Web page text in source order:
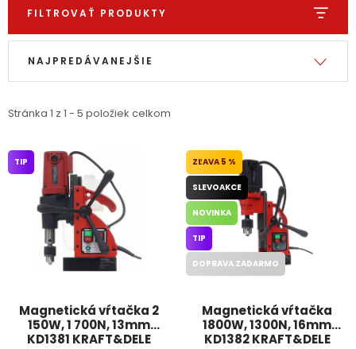
Servis náradia Hodnotenie obchodu
Kontakty
PODPORA
Reklamačný formulár Odstúpenie v lehote 14 dní
Obchodné podmienky Reklamačný poriadok
Podmienky ochrany osobných údajov
FILTROVAŤ PRODUKTY
Výpis produktov
Stránka 1 z 1 - 5 položiek celkom
Radenie produktov
NAJPREDÁVANEJŠIE
Magnetická vŕtačka 2
150W, 1 700N, 13mm
KD1381 KRAFT&DELE
TIP
Magnetická vŕtačka
1800W, 1300N, 16mm
KD1382 KRAFT&DELE
5 %
SLEVOAKCE
NOVINKA
TIP
DOPRAVA ZADARMO